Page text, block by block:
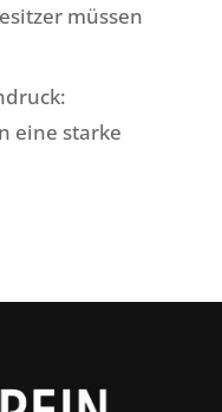
müssen
eine starke